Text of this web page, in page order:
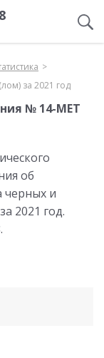
за 2021 год
№ 14-МЕТ
об
черных и
2021 год.